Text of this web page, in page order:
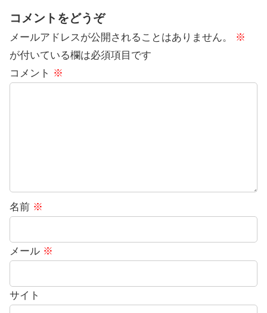
コメントをどうぞ
メールアドレスが公開されることはありません。
※
が付いている欄は必須項目です
コメント ※
名前 ※
メール ※
サイト